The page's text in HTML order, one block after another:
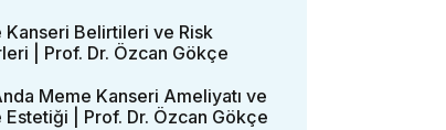
Kanseri Belirtileri ve Risk
| Prof. Dr. Özcan Gökçe
Meme Kanseri Ameliyatı ve
Estetiği | Prof. Dr. Özcan Gökçe